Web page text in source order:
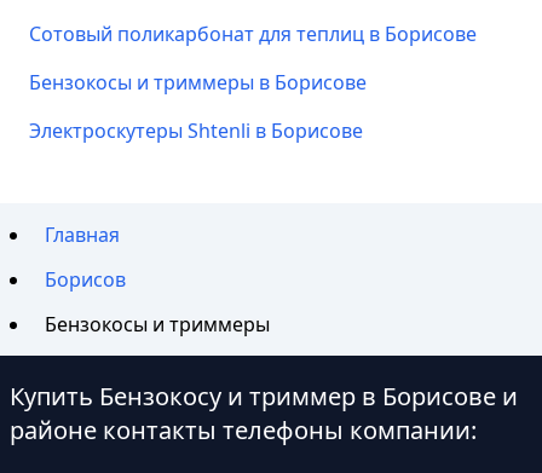
Сотовый поликарбонат для теплиц в Борисове
Бензокосы и триммеры в Борисове
Электроскутеры Shtenli в Борисове
Главная
Борисов
Бензокосы и триммеры
Купить Бензокосу и триммер в Борисове и
районе контакты телефоны компании: